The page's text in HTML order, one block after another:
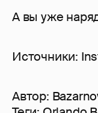
А вы уже
Источники:
Автор: